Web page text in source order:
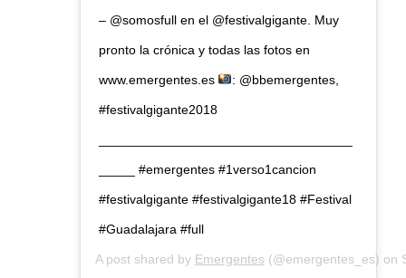
– @somosfull en el @festivalgigante. Muy
pronto la crónica y todas las fotos en
www.emergentes.es : @bbemergentes,
#festivalgigante2018
_____ #emergentes #1verso1cancion
#festivalgigante #festivalgigante18 #Festival
#Guadalajara #full
A post shared by Emergentes (@emergentes_es) on